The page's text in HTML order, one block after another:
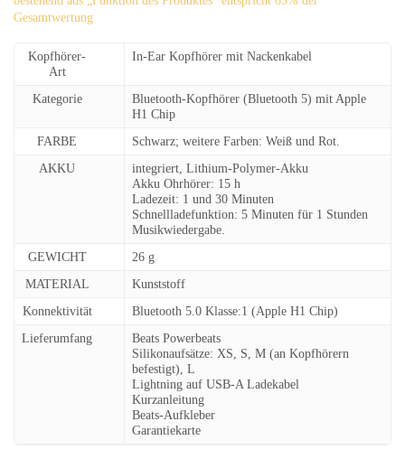
Gesamtwertung
Kopfhörer-
Art
In-Ear Kopfhörer mit Nackenkabel
Kategorie
Bluetooth-Kopfhörer (Bluetooth 5) mit Apple
H1 Chip
FARBE
Schwarz; weitere Farben: Weiß und Rot.
AKKU
integriert, Lithium-Polymer-Akku
Akku Ohrhörer: 15 h
Ladezeit: 1 und 30 Minuten
Schnellladefunktion: 5 Minuten für 1 Stunden
Musikwiedergabe.
GEWICHT
26 g
MATERIAL
Kunststoff
Konnektivität
Bluetooth 5.0 Klasse:1 (Apple H1 Chip)
Lieferumfang
Beats Powerbeats
Silikonaufsätze: XS, S, M (an Kopfhörern
befestigt), L
Lightning auf USB-A Ladekabel
Kurzanleitung
Beats-Aufkleber
Garantiekarte